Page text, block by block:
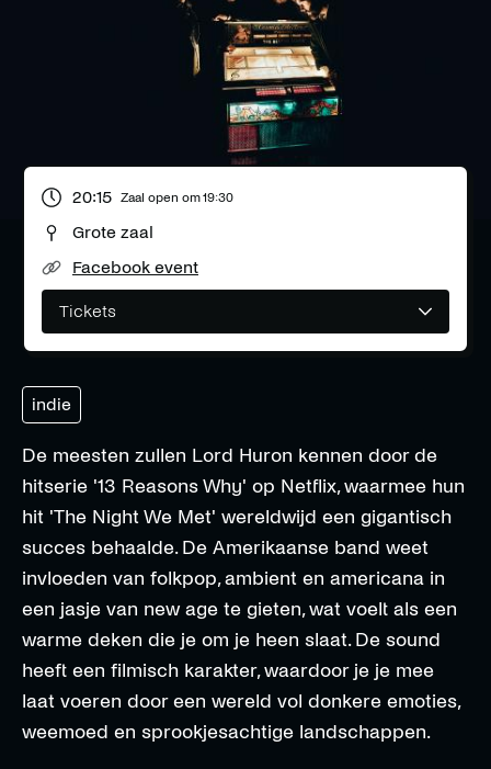
20:15 Zaal open om19:30
Grote zaal
Facebook event
Tickets
indie
De meesten zullen Lord Huron kennen door de
hitserie '13 Reasons Why' op Netflix, waarmee hun
hit 'The Night We Met' wereldwijd een gigantisch
succes behaalde. De Amerikaanse band weet
invloeden van folkpop, ambient en americana in
een jasje van new age te gieten, wat voelt als een
warme deken die je om je heen slaat. De sound
heeft een filmisch karakter, waardoor je je mee
laat voeren door een wereld vol donkere emoties,
weemoed en sprookjesachtige landschappen.